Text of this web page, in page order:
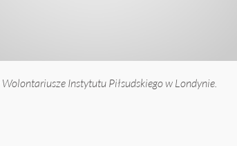
Instytutu Piłsudskiego w Londynie.